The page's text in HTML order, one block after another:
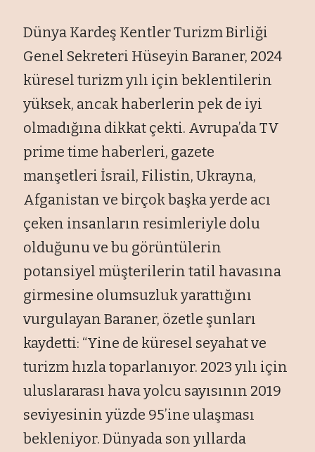
Dünya Kardeş Kentler Turizm Birliği
Genel Sekreteri Hüseyin Baraner, 2024
küresel turizm yılı için beklentilerin
yüksek, ancak haberlerin pek de iyi
olmadığına dikkat çekti. Avrupa’da TV
prime time haberleri, gazete
manşetleri İsrail, Filistin, Ukrayna,
Afganistan ve birçok başka yerde acı
çeken insanların resimleriyle dolu
olduğunu ve bu görüntülerin
potansiyel müşterilerin tatil havasına
girmesine olumsuzluk yarattığını
vurgulayan Baraner, özetle şunları
kaydetti: “Yine de küresel seyahat ve
turizm hızla toparlanıyor. 2023 yılı için
uluslararası hava yolcu sayısının 2019
seviyesinin yüzde 95’ine ulaşması
bekleniyor. Dünyada son yıllarda